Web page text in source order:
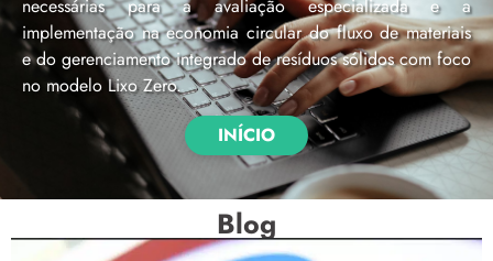
necessárias para a avaliação especializada e a
implementação na economia circular do fluxo de materiais
e do gerenciamento integrado de resíduos sólidos com foco
no modelo Lixo Zero.
INÍCIO
Blog